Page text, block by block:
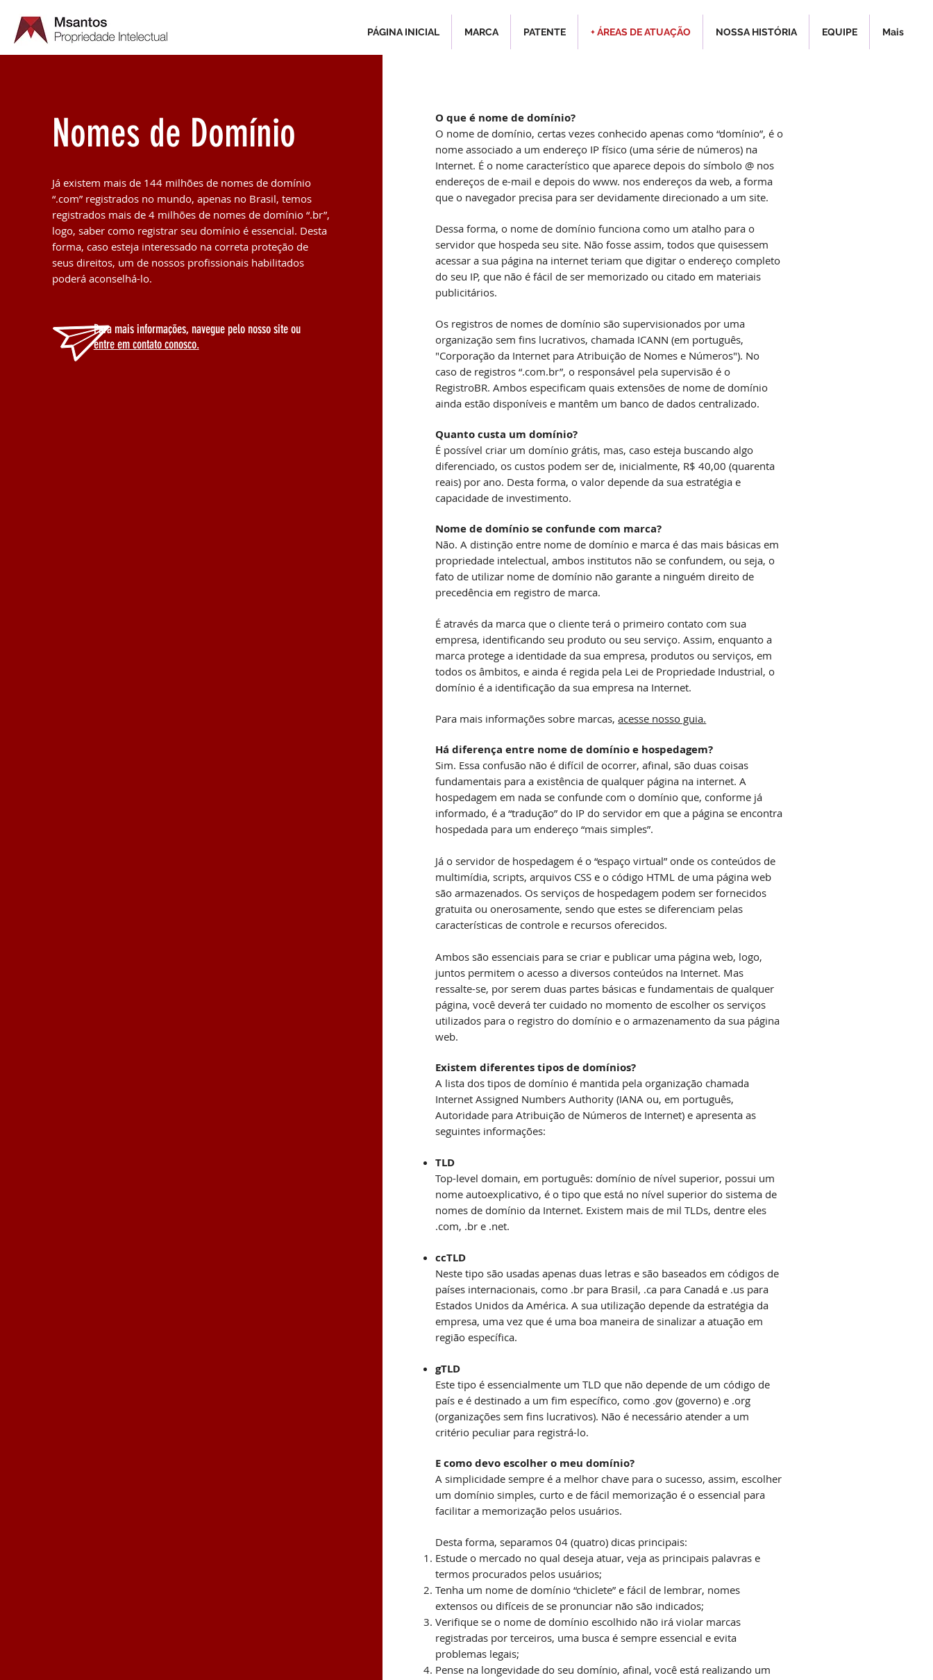
PÁGINA INICIAL MARCA PATENTE + ÁREAS DE ATUAÇÃO NOSSA HISTÓRIA EQUIPE Mais
Nomes de Domínio
Já existem mais de 144 milhões de nomes de domínio
“.com” registrados no mundo, apenas no Brasil, temos
registrados mais de 4 milhões de nomes de domínio “.br”,
logo, saber como registrar seu domínio é essencial. Desta
forma, caso esteja interessado na correta proteção de
seus direitos, um de nossos profissionais habilitados
poderá aconselhá-lo.
Para mais informações, navegue pelo nosso site ou
entre em contato conosco.
O que é nome de domínio?
O nome de domínio, certas vezes conhecido apenas como “domínio”, é o
nome associado a um endereço IP físico (uma série de números) na
Internet. É o nome característico que aparece depois do símbolo @ nos
endereços de e-mail e depois do www. nos endereços da web, a forma
que o navegador precisa para ser devidamente direcionado a um site.
Dessa forma, o nome de domínio funciona como um atalho para o
servidor que hospeda seu site. Não fosse assim, todos que quisessem
acessar a sua página na internet teriam que digitar o endereço completo
do seu IP, que não é fácil de ser memorizado ou citado em materiais
publicitários.
Os registros de nomes de domínio são supervisionados por uma
organização sem fins lucrativos, chamada ICANN (em português,
"Corporação da Internet para Atribuição de Nomes e Números"). No
caso de registros “.com.br”, o responsável pela supervisão é o
RegistroBR. Ambos especificam quais extensões de nome de domínio
ainda estão disponíveis e mantêm um banco de dados centralizado.
Quanto custa um domínio?
É possível criar um domínio grátis, mas, caso esteja buscando algo
diferenciado, os custos podem ser de, inicialmente, R$ 40,00 (quarenta
reais) por ano. Desta forma, o valor depende da sua estratégia e
capacidade de investimento.
Nome de domínio se confunde com marca?
Não. A distinção entre nome de domínio e marca é das mais básicas em
propriedade intelectual, ambos institutos não se confundem, ou seja, o
fato de utilizar nome de domínio não garante a ninguém direito de
precedência em registro de marca.
É através da marca que o cliente terá o primeiro contato com sua
empresa, identificando seu produto ou seu serviço. Assim, enquanto a
marca protege a identidade da sua empresa, produtos ou serviços, em
todos os âmbitos, e ainda é regida pela Lei de Propriedade Industrial, o
domínio é a identificação da sua empresa na Internet.
Para mais informações sobre marcas,acesse nosso guia.
Há diferença entre nome de domínio e hospedagem?
Sim. Essa confusão não é difícil de ocorrer, afinal, são duas coisas
fundamentais para a existência de qualquer página na internet. A
hospedagem em nada se confunde com o domínio que, conforme já
informado, é a “tradução” do IP do servidor em que a página se encontra
hospedada para um endereço “mais simples”.
Já o servidor de hospedagem é o “espaço virtual” onde os conteúdos de
multimídia, scripts, arquivos CSS e o código HTML de uma página web
são armazenados. Os serviços de hospedagem podem ser fornecidos
gratuita ou onerosamente, sendo que estes se diferenciam pelas
características de controle e recursos oferecidos.
Ambos são essenciais para se criar e publicar uma página web, logo,
juntos permitem o acesso a diversos conteúdos na Internet. Mas
ressalte-se, por serem duas partes básicas e fundamentais de qualquer
página, você deverá ter cuidado no momento de escolher os serviços
utilizados para o registro do domínio e o armazenamento da sua página
web.
Existem diferentes tipos de domínios?
A lista dos tipos de domínio é mantida pela organização chamada
Internet Assigned Numbers Authority (IANA ou, em português,
Autoridade para Atribuição de Números de Internet) e apresenta as
seguintes informações:
TLD
Top-level domain, em português: domínio de nível superior, possui um
nome autoexplicativo, é o tipo que está no nível superior do sistema de
nomes de domínio da Internet. Existem mais de mil TLDs, dentre eles
.com, .br e .net.
ccTLD
Neste tipo são usadas apenas duas letras e são baseados em códigos de
países internacionais, como .br para Brasil, .ca para Canadá e .us para
Estados Unidos da América. A sua utilização depende da estratégia da
empresa, uma vez que é uma boa maneira de sinalizar a atuação em
região específica.
gTLD
Este tipo é essencialmente um TLD que não depende de um código de
país e é destinado a um fim específico, como .gov (governo) e .org
(organizações sem fins lucrativos). Não é necessário atender a um
critério peculiar para registrá-lo.
E como devo escolher o meu domínio?
A simplicidade sempre é a melhor chave para o sucesso, assim, escolher
um domínio simples, curto e de fácil memorização é o essencial para
facilitar a memorização pelos usuários.
Desta forma, separamos 04 (quatro) dicas principais:
Estude o mercado no qual deseja atuar, veja as principais palavras e
termos procurados pelos usuários;
Tenha um nome de domínio “chiclete” e fácil de lembrar, nomes
extensos ou difíceis de se pronunciar não são indicados;
Verifique se o nome de domínio escolhido não irá violar marcas
registradas por terceiros, uma busca é sempre essencial e evita
problemas legais;
Pense na longevidade do seu domínio, afinal, você está realizando um